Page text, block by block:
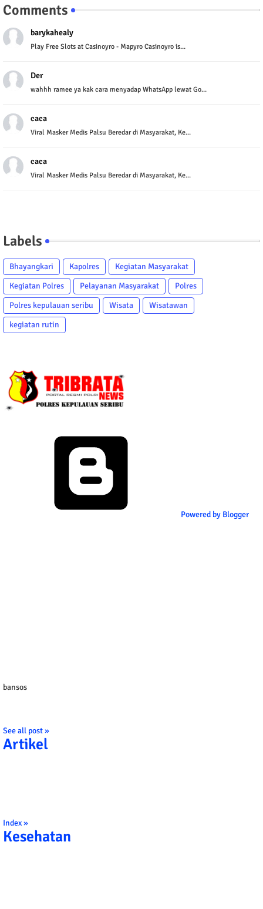
Comments
barykahealy
Play Free Slots at Casinoyro - Mapyro Casinoyro is...
Der
wahhh ramee ya kak cara menyadap WhatsApp lewat Go...
caca
Viral Masker Medis Palsu Beredar di Masyarakat, Ke...
caca
Viral Masker Medis Palsu Beredar di Masyarakat, Ke...
Labels
Bhayangkari Kapolres
Kegiatan Masyarakat
Kegiatan Polres
Pelayanan Masyarakat
Polres
Polres kepulauan seribu
Wisata
Wisatawan
kegiatan rutin
Powered by Blogger
bansos
See all post »
Artikel
Index »
Kesehatan